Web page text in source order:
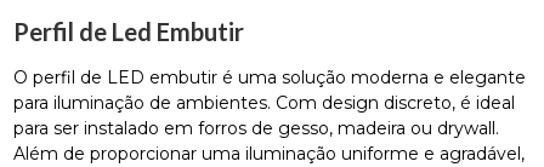
Perfil de Led Embutir
O perfil de LED embutir é uma solução moderna e elegante
para iluminação de ambientes. Com design discreto, é ideal
para ser instalado em forros de gesso, madeira ou drywall.
Além de proporcionar uma iluminação uniforme e agradável,